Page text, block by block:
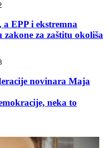
EPP i ekstremna
za zaštitu okoliša
novinara Maja
neka to